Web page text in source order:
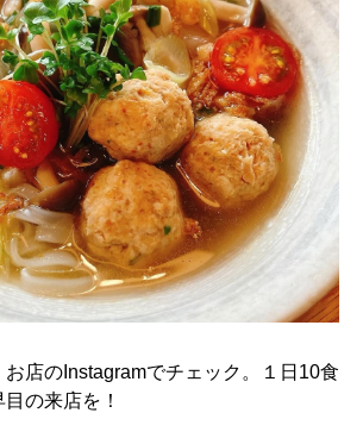
店のInstagramでチェック。１日10食
の来店を！